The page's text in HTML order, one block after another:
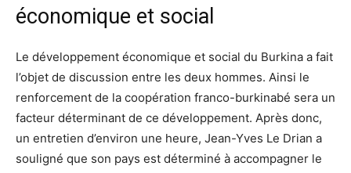
économique et social
Le développement économique et social du Burkina a fait
l’objet de discussion entre les deux hommes. Ainsi le
renforcement de la coopération franco-burkinabé sera un
facteur déterminant de ce développement. Après donc,
un entretien d’environ une heure, Jean-Yves Le Drian a
souligné que son pays est déterminé à accompagner le